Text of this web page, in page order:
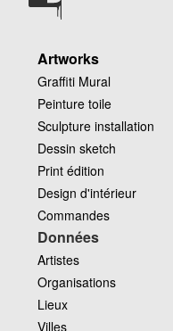
Artworks
Graffiti Mural
Peinture toile
Sculpture installation
Dessin sketch
Print édition
Design d'intérieur
Commandes
Données
Artistes
Organisations
Lieux
Villes